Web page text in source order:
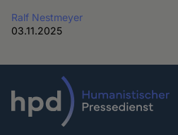
Ralf Nestmeyer
03.11.2025